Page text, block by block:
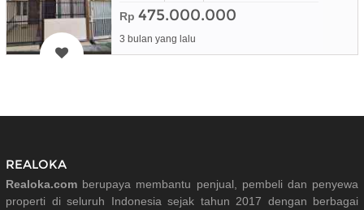
Rp 475.000.000
3 bulan yang lalu
REALOKA
Realoka.com berupaya membantu penjual, pembeli dan penyewa
properti di seluruh Indonesia sejak tahun 2017 dengan berbagai